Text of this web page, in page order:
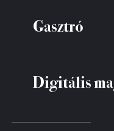
Gasztró
Digitális